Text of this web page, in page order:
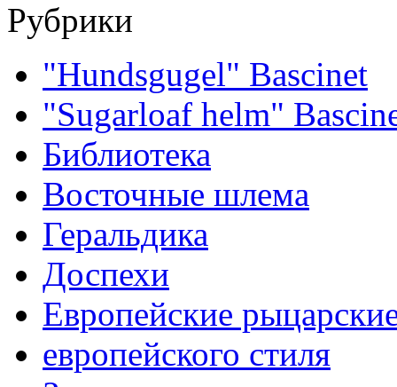
Рубрики
"Hundsgugel" Bascinet
"Sugarloaf helm"
Библиотека
Восточные шлема
Геральдика
Доспехи
Европейские
европейского стиля